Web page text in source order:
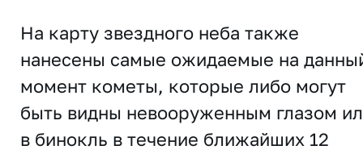
На карту звездного неба также
нанесены самые ожидаемые на
момент кометы, которые либо могут
быть видны невооруженным глазом
в бинокль в течение ближайших 12